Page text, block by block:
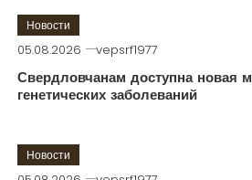
Новости
05.08.2026 vepsrf1977
Свердловчанам доступна новая
генетических заболеваний
Новости